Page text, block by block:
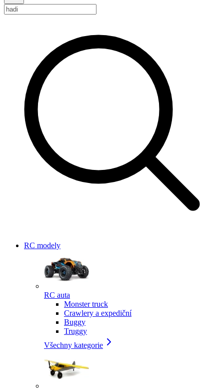
RC modely
RC auta
Monster truck
Crawlery a expediční
Buggy
Truggy
Všechny kategorie